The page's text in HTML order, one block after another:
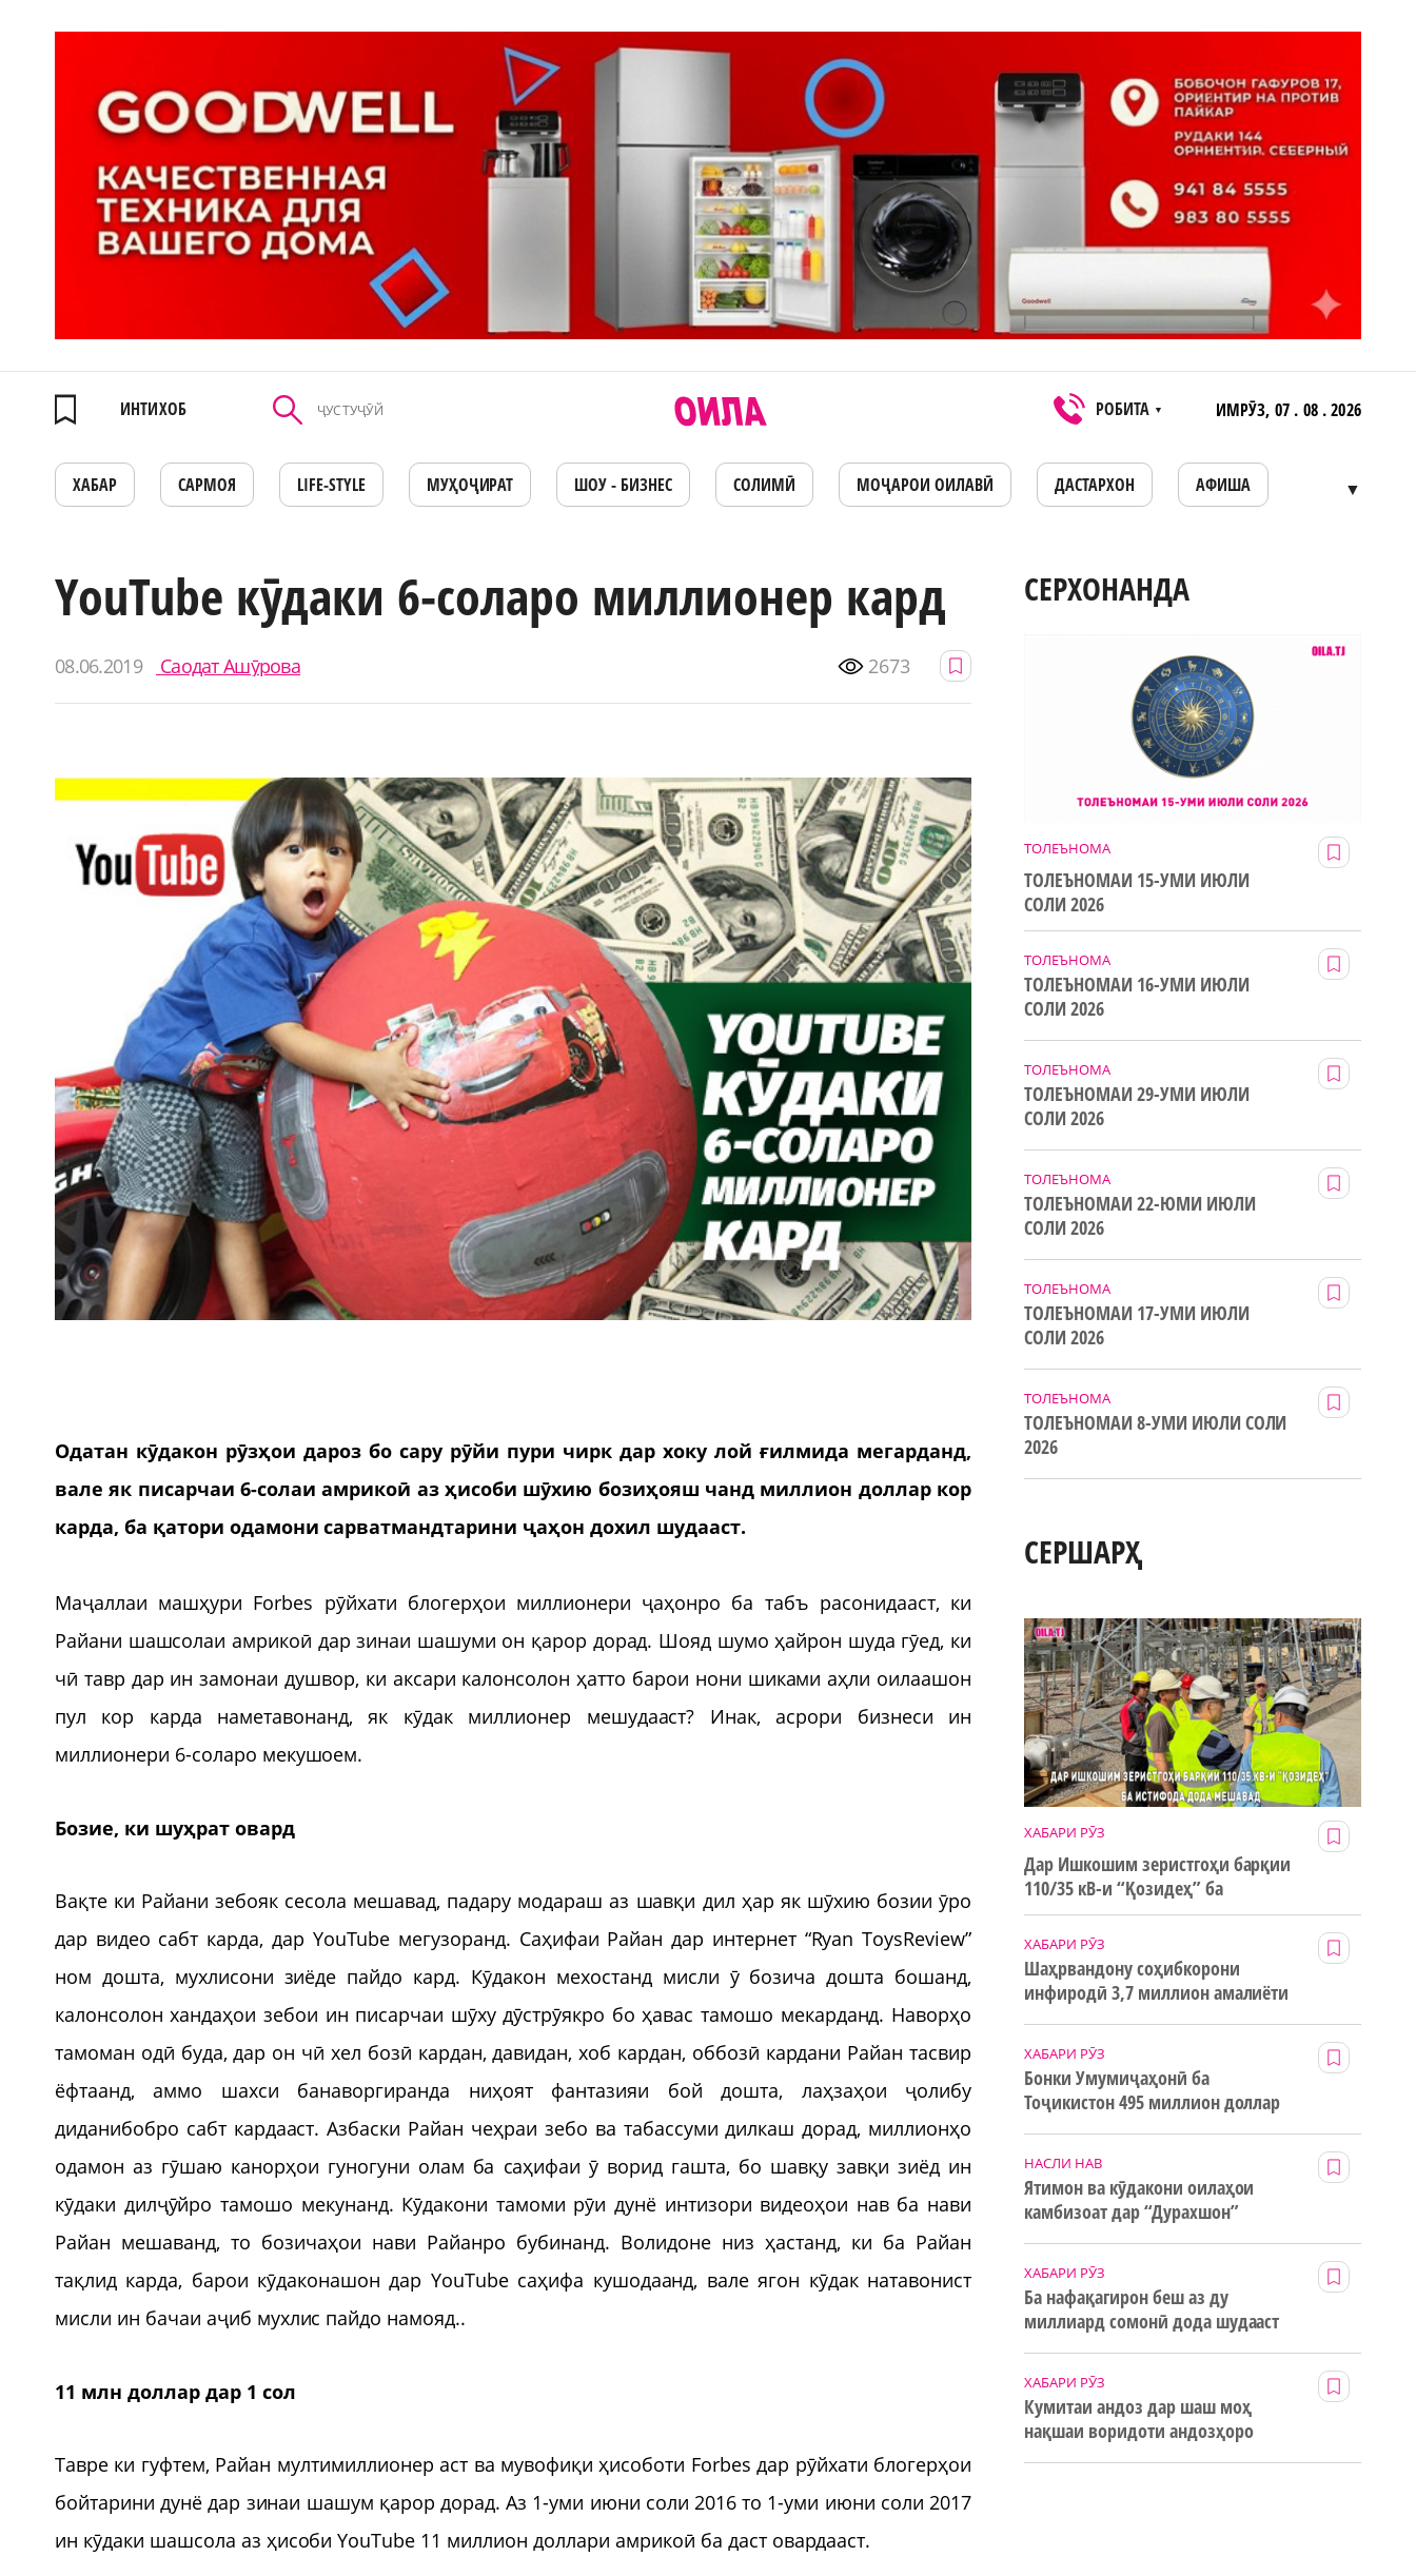
ИНТИХОБ РОБИТА ▼ ИМРӮЗ, 07 . 08 . 2026
ХАБАР САРМОЯ LIFE-STYLE МУҲОҶИРАТ ШОУ - БИЗНЕС СОЛИМӢ МОҶАРОИ ОИЛАВӢ ДАСТАРХОН АФИША ▼
YouTube кӯдаки 6-соларо миллионер кард
08.06.2019 Саодат Ашӯрова 2673
Одатан кӯдакон рӯзҳои дароз бо сару рӯйи пури чирк дар хоку лой ғилмида мегарданд,
вале як писарчаи 6-солаи амрикоӣ аз ҳисоби шӯхию бозиҳояш чанд миллион доллар кор
карда, ба қатори одамони сарватмандтарини ҷаҳон дохил шудааст.
Маҷаллаи машҳури Forbes рӯйхати блогерҳои миллионери ҷаҳонро ба табъ расонидааст, ки
Райани шашсолаи амрикоӣ дар зинаи шашуми он қарор дорад. Шояд шумо ҳайрон шуда гӯед, ки
чӣ тавр дар ин замонаи душвор, ки аксари калонсолон ҳатто барои нони шиками аҳли оилаашон
пул кор карда наметавонанд, як кӯдак миллионер мешудааст? Инак, асрори бизнеси ин
миллионери 6-соларо мекушоем.
Бозие, ки шуҳрат овард
Вақте ки Райани зебояк сесола мешавад, падару модараш аз шавқи дил ҳар як шӯхию бозии ӯро
дар видео сабт карда, дар YouTube мегузоранд. Саҳифаи Райан дар интернет “Ryan ToysReview”
ном дошта, мухлисони зиёде пайдо кард. Кӯдакон мехостанд мисли ӯ бозича дошта бошанд,
калонсолон хандаҳои зебои ин писарчаи шӯху дӯстрӯякро бо ҳавас тамошо мекарданд. Наворҳо
тамоман одӣ буда, дар он чӣ хел бозӣ кардан, давидан, хоб кардан, оббозӣ кардани Райан тасвир
ёфтаанд, аммо шахси банаворгиранда ниҳоят фантазияи бой дошта, лаҳзаҳои ҷолибу
диданибобро сабт кардааст. Азбаски Райан чеҳраи зебо ва табассуми дилкаш дорад, миллионҳо
одамон аз гӯшаю канорҳои гуногуни олам ба саҳифаи ӯ ворид гашта, бо шавқу завқи зиёд ин
кӯдаки дилҷӯйро тамошо мекунанд. Кӯдакони тамоми рӯи дунё интизори видеоҳои нав ба нави
Райан мешаванд, то бозичаҳои нави Райанро бубинанд. Волидоне низ ҳастанд, ки ба Райан
тақлид карда, барои кӯдаконашон дар YouTube саҳифа кушодаанд, вале ягон кӯдак натавонист
мисли ин бачаи аҷиб мухлис пайдо намояд..
11 млн доллар дар 1 сол
Тавре ки гуфтем, Райан мултимиллионер аст ва мувофиқи ҳисоботи Forbes дар рӯйхати блогерҳои
бойтарини дунё дар зинаи шашум қарор дорад. Аз 1-уми июни соли 2016 то 1-уми июни соли 2017
ин кӯдаки шашсола аз ҳисоби YouTube 11 миллион доллари амрикоӣ ба даст овардааст.
СЕРХОНАНДА
ТОЛЕЪНОМА
ТОЛЕЪНОМАИ 15-УМИ ИЮЛИ
СОЛИ 2026
ТОЛЕЪНОМА
ТОЛЕЪНОМАИ 16-УМИ ИЮЛИ
СОЛИ 2026
ТОЛЕЪНОМА
ТОЛЕЪНОМАИ 29-УМИ ИЮЛИ
СОЛИ 2026
ТОЛЕЪНОМА
ТОЛЕЪНОМАИ 22-ЮМИ ИЮЛИ
СОЛИ 2026
ТОЛЕЪНОМА
ТОЛЕЪНОМАИ 17-УМИ ИЮЛИ
СОЛИ 2026
ТОЛЕЪНОМА
ТОЛЕЪНОМАИ 8-УМИ ИЮЛИ СОЛИ
2026
СЕРШАРҲ
ХАБАРИ РӮЗ
Дар Ишкошим зеристгоҳи барқии
110/35 кВ-и “Қозидеҳ” ба
истифода дода мешавад
ХАБАРИ РӮЗ
Шаҳрвандону соҳибкорони
инфиродӣ 3,7 миллион амалиёти
ХАБАРИ РӮЗ
Бонки Умумиҷаҳонӣ ба
Тоҷикистон 495 миллион доллар
НАСЛИ НАВ
Ятимон ва кӯдакони оилаҳои
камбизоат дар “Дурахшон”
ХАБАРИ РӮЗ
Ба нафақагирон беш аз ду
миллиард сомонӣ дода шудааст
ХАБАРИ РӮЗ
Кумитаи андоз дар шаш моҳ
нақшаи воридоти андозҳоро